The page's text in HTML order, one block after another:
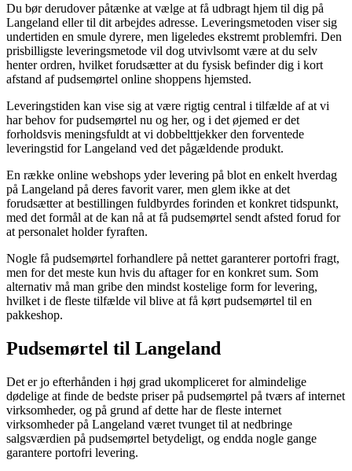
Du bør derudover påtænke at vælge at få udbragt hjem til dig på
Langeland eller til dit arbejdes adresse. Leveringsmetoden viser sig
undertiden en smule dyrere, men ligeledes ekstremt problemfri. Den
prisbilligste leveringsmetode vil dog utvivlsomt være at du selv
henter ordren, hvilket forudsætter at du fysisk befinder dig i kort
afstand af pudsemørtel online shoppens hjemsted.
Leveringstiden kan vise sig at være rigtig central i tilfælde af at vi
har behov for pudsemørtel nu og her, og i det øjemed er det
forholdsvis meningsfuldt at vi dobbelttjekker den forventede
leveringstid for Langeland ved det pågældende produkt.
En række online webshops yder levering på blot en enkelt hverdag
på Langeland på deres favorit varer, men glem ikke at det
forudsætter at bestillingen fuldbyrdes forinden et konkret tidspunkt,
med det formål at de kan nå at få pudsemørtel sendt afsted forud for
at personalet holder fyraften.
Nogle få pudsemørtel forhandlere på nettet garanterer portofri fragt,
men for det meste kun hvis du aftager for en konkret sum. Som
alternativ må man gribe den mindst kostelige form for levering,
hvilket i de fleste tilfælde vil blive at få kørt pudsemørtel til en
pakkeshop.
Pudsemørtel til Langeland
Det er jo efterhånden i høj grad ukompliceret for almindelige
dødelige at finde de bedste priser på pudsemørtel på tværs af internet
virksomheder, og på grund af dette har de fleste internet
virksomheder på Langeland været tvunget til at nedbringe
salgsværdien på pudsemørtel betydeligt, og endda nogle gange
garantere portofri levering.